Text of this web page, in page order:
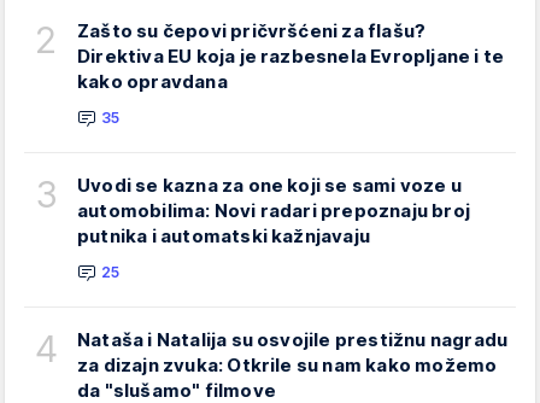
2
Zašto su čepovi pričvršćeni za flašu?
Direktiva EU koja je razbesnela Evropljane i te
kako opravdana
35
3
Uvodi se kazna za one koji se sami voze u
automobilima: Novi radari prepoznaju broj
putnika i automatski kažnjavaju
25
4
Nataša i Natalija su osvojile prestižnu nagradu
za dizajn zvuka: Otkrile su nam kako možemo
da "slušamo" filmove